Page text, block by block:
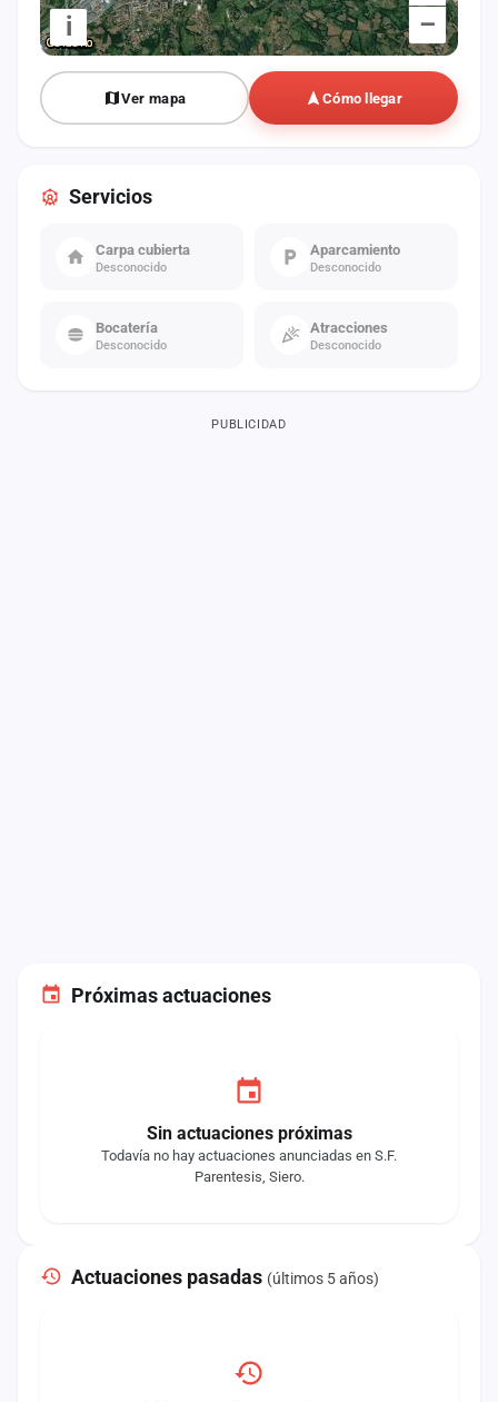
Próximas actuaciones
Sin actuaciones próximas
Todavía no hay actuaciones anunciadas en S.F.
Parentesis, Siero.
Actuaciones pasadas (últimos 5 años)
–
i
Ver mapa Cómo llegar
Servicios
Carpa cubierta
Desconocido
Aparcamiento
Desconocido
Bocatería
Desconocido
Atracciones
Desconocido
PUBLICIDAD